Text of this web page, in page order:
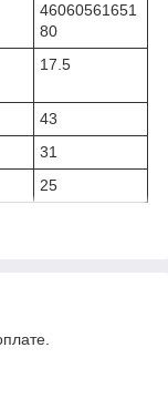
46060561651
80
17.5
43
31
25